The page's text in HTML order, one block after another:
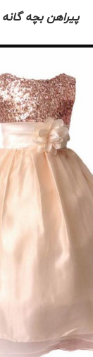
پیراهن بچه گانه